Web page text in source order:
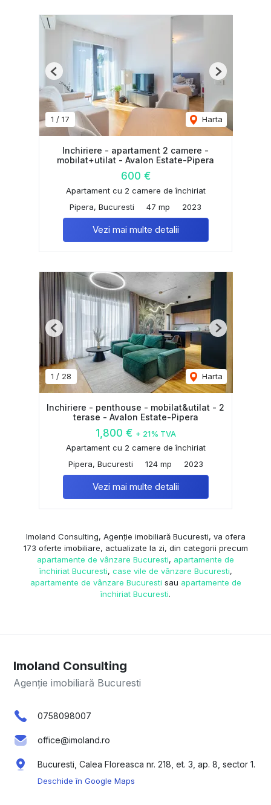
1 / 17 Harta
Previous Next
Inchiriere - apartament 2 camere -
mobilat+utilat - Avalon Estate-Pipera
600 €
Apartament cu 2 camere de închiriat
Pipera, Bucuresti
47 mp 2023
Vezi mai multe detalii
1 / 28 Harta
Previous Next
Inchiriere - penthouse - mobilat&utilat - 2
terase - Avalon Estate-Pipera
1,800 € + 21% TVA
Apartament cu 2 camere de închiriat
Pipera, Bucuresti
124 mp 2023
Vezi mai multe detalii
Imoland Consulting, Agenție imobiliară Bucuresti, va ofera
173 oferte imobiliare, actualizate la zi, din categorii precum
apartamente de vânzare Bucuresti, apartamente de
închiriat Bucuresti, case vile de vânzare Bucuresti,
apartamente de vânzare Bucuresti sau apartamente de
închiriat Bucuresti.
Imoland Consulting
Agenție imobiliară Bucuresti
0758098007
office@imoland.ro
Bucuresti, Calea Floreasca nr. 218, et. 3, ap. 8, sector 1.
Deschide în Google Maps